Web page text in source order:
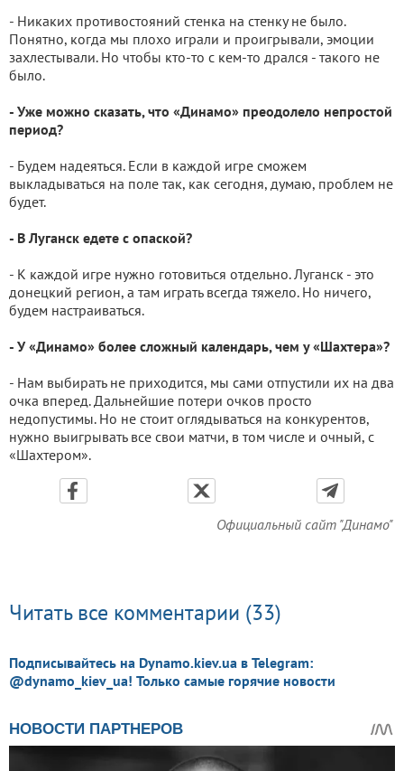
- Никаких противостояний стенка на стенку не было.
Понятно, когда мы плохо играли и проигрывали, эмоции
захлестывали. Но чтобы кто-то с кем-то дрался - такого не
было.
- Уже можно сказать, что «Динамо» преодолело непростой
период?
- Будем надеяться. Если в каждой игре сможем
выкладываться на поле так, как сегодня, думаю, проблем не
будет.
- В Луганск едете с опаской?
- К каждой игре нужно готовиться отдельно. Луганск - это
донецкий регион, а там играть всегда тяжело. Но ничего,
будем настраиваться.
- У «Динамо» более сложный календарь, чем у «Шахтера»?
- Нам выбирать не приходится, мы сами отпустили их на два
очка вперед. Дальнейшие потери очков просто
недопустимы. Но не стоит оглядываться на конкурентов,
нужно выигрывать все свои матчи, в том числе и очный, с
«Шахтером».
Официальный сайт "Динамо"
Читать все комментарии (33)
Подписывайтесь на Dynamo.kiev.ua в Telegram:
@dynamo_kiev_ua! Только самые горячие новости